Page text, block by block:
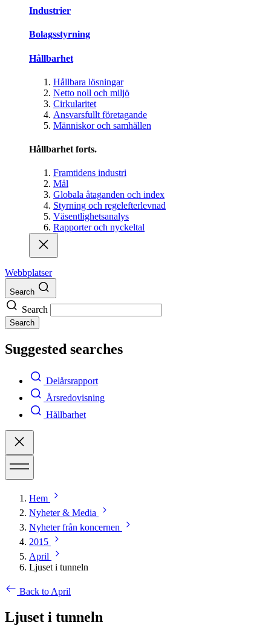
Industrier
Bolagsstyrning
Hållbarhet
Hållbara lösningar
Netto noll och miljö
Cirkularitet
Ansvarsfullt företagande
Människor och samhällen
Hållbarhet forts.
Framtidens industri
Mål
Globala åtaganden och index
Styrning och regelefterlevnad
Väsentlighetsanalys
Rapporter och nyckeltal
Webbplatser
Search
Search
Search
Suggested searches
Delårsrapport
Årsredovisning
Hållbarhet
Hem
Nyheter & Media
Nyheter från koncernen
2015
April
Ljuset i tunneln
Back to April
Ljuset i tunneln